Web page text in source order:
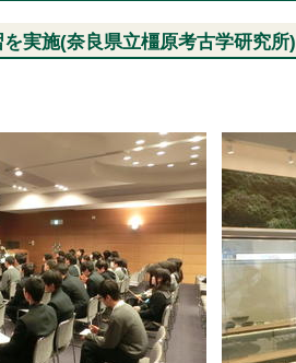
実施(奈良県立橿原考古学研究所)